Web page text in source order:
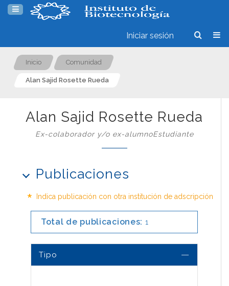
Iniciar sesión
Inicio Comunidad
Alan Sajid Rosette Rueda
Alan Sajid Rosette Rueda
Ex-colaborador y/o ex-alumnoEstudiante
Publicaciones
* Indica publicación con otra institución de adscripción
Total de publicaciones: 1
Tipo